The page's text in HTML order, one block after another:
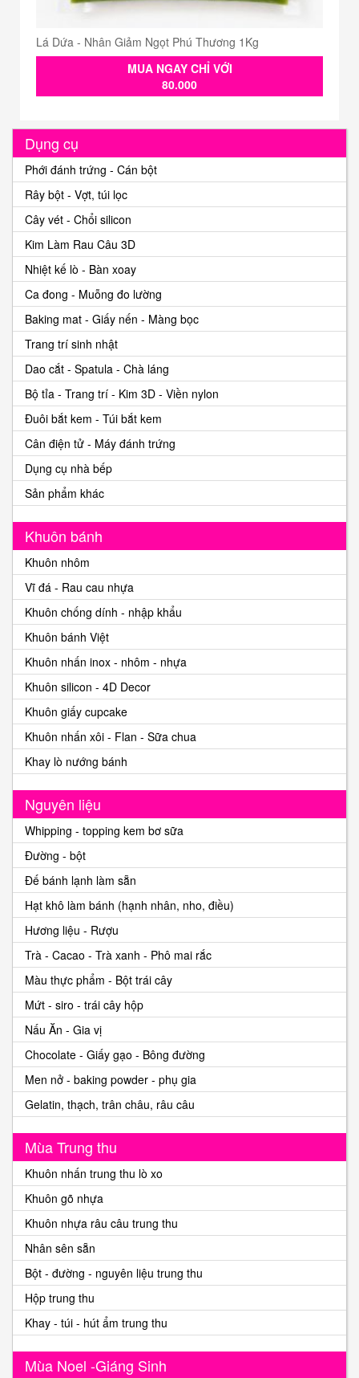
Lá Dứa - Nhân Giảm Ngọt Phú Thương 1Kg
MUA NGAY CHỈ VỚI
80.000
Dụng cụ
Phới đánh trứng - Cán bột
Rây bột - Vợt, túi lọc
Cây vét - Chổi silicon
Kim Làm Rau Câu 3D
Nhiệt kế lò - Bàn xoay
Ca đong - Muỗng đo lường
Baking mat - Giấy nến - Màng bọc
Trang trí sinh nhật
Dao cắt - Spatula - Chà láng
Bộ tỉa - Trang trí - Kim 3D - Viền nylon
Đuôi bắt kem - Túi bắt kem
Cân điện tử - Máy đánh trứng
Dụng cụ nhà bếp
Sản phẩm khác
Khuôn bánh
Khuôn nhôm
Vĩ đá - Rau cau nhựa
Khuôn chống dính - nhập khẩu
Khuôn bánh Việt
Khuôn nhấn inox - nhôm - nhựa
Khuôn silicon - 4D Decor
Khuôn giấy cupcake
Khuôn nhấn xôi - Flan - Sữa chua
Khay lò nướng bánh
Nguyên liệu
Whipping - topping kem bơ sữa
Đường - bột
Đế bánh lạnh làm sẵn
Hạt khô làm bánh (hạnh nhân, nho, điều)
Hương liệu - Rượu
Trà - Cacao - Trà xanh - Phô mai rắc
Màu thực phẩm - Bột trái cây
Mứt - siro - trái cây hộp
Nấu Ăn - Gia vị
Chocolate - Giấy gạo - Bông đường
Men nở - baking powder - phụ gia
Gelatin, thạch, trân châu, râu câu
Mùa Trung thu
Khuôn nhấn trung thu lò xo
Khuôn gõ nhựa
Khuôn nhựa râu câu trung thu
Nhân sên sẵn
Bột - đường - nguyên liệu trung thu
Hộp trung thu
Khay - túi - hút ẩm trung thu
Mùa Noel -Giáng Sinh